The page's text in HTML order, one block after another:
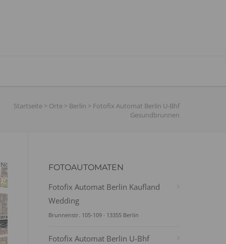
Startseite > Orte > Berlin > Fotofix Automat Berlin U-Bhf
Gesundbrunnen
FOTOAUTOMATEN
Fotofix Automat Berlin Kaufland
Wedding
Brunnenstr. 105-109 · 13355 Berlin
Fotofix Automat Berlin U-Bhf